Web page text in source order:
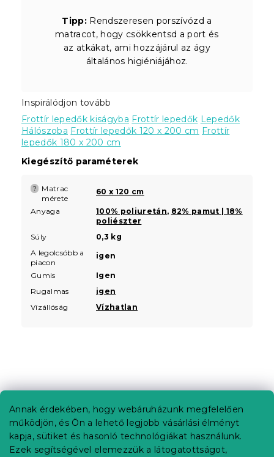
Annak érdekében, hogy webáruházunk megfelelően
működjön, és Ön a lehető legjobb vásárlási élményt
kapja, sütiket és hasonló technológiákat használunk.
Ezek segítségével elemezzük a látogatottságot,
Tipp: Rendszeresen porszívózd a
matracot, hogy csökkentsd a port és
az atkákat, ami hozzájárul az ágy
általános higiéniájához.
Inspirálódjon tovább
Frottír lepedők kiságyba Frottír lepedők Lepedők
Hálószoba Frottír lepedők 120 x 200 cm Frottír
lepedők 180 x 200 cm
Kiegészítő paraméterek
?
Matrac
mérete
60 x 120 cm
Anyaga 100% poliuretán, 82% pamut | 18%
poliészter
Súly
0,3 kg
A legolcsóbb a
piacon
igen
Gumis
Igen
Rugalmas
igen
Vízállóság
Vízhatlan
á
Információ az Ön számára
Rendelés követése
Szállítási lehetőségek